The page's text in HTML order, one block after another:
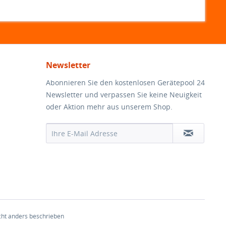
Newsletter
Abonnieren Sie den kostenlosen Gerätepool 24
Newsletter und verpassen Sie keine Neuigkeit
oder Aktion mehr aus unserem Shop.
anders beschrieben